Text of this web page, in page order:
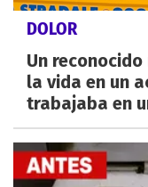
DOLOR
Un
la vida en un
trabajaba en